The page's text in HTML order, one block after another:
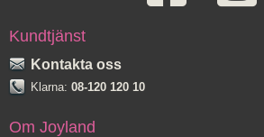
Kundtjänst
Kontakta oss
Klarna: 08-120 120 10
Om Joyland